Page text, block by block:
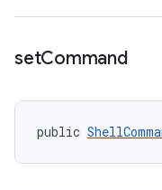
setCommand
public